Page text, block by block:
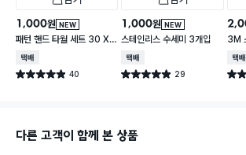
NEW
1,000원
패턴 핸드 타월 세트 30 X
30 cm 3개입
택배배송
별점 4.9점 40
건 작성
NEW
1,000원
스테인리스 수세미 3개입
택배배송
별점 4.9점 29
건 작성
3M
플
택배
별점
다른 고객이 함께 본 상품